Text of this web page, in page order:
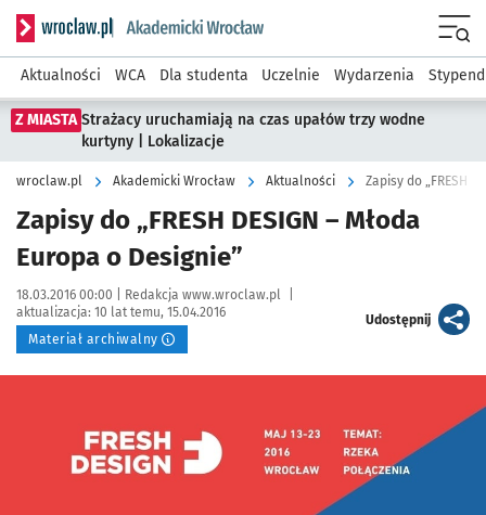
Serwis informacyjny wroclaw.pl podserwis: Akademicki
Aktualności WCA Dla studenta Uczelnie Wydarzenia
Z MIASTA Strażacy uruchamiają na czas upałów trzy wodne
kurtyny | Lokalizacje
wroclaw.pl Akademicki Wrocław Aktualności Zapisy do „FRESH
Zapisy do „FRESH DESIGN – Młoda
Europa o Designie”
Data publikacji:
18.03.2016 00:00 | Autor:
Redakcja www.wroclaw.pl
aktualizacja: 10 lat temu, 15.04.2016
Materiał archiwalny
Udostępnijartykuł